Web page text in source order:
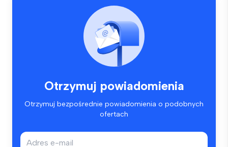
Otrzymuj powiadomienia
Otrzymuj bezpośrednie powiadomienia o podobnych
ofertach